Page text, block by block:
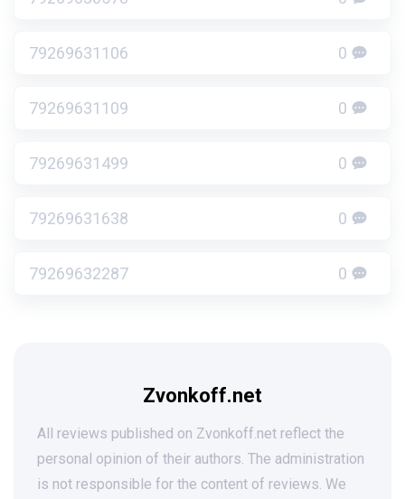
79269631106 0
79269631109 0
79269631499 0
79269631638 0
79269632287 0
Zvonkoff.net
All reviews published on Zvonkoff.net reflect the
personal opinion of their authors. The administration
is not responsible for the content of reviews. We